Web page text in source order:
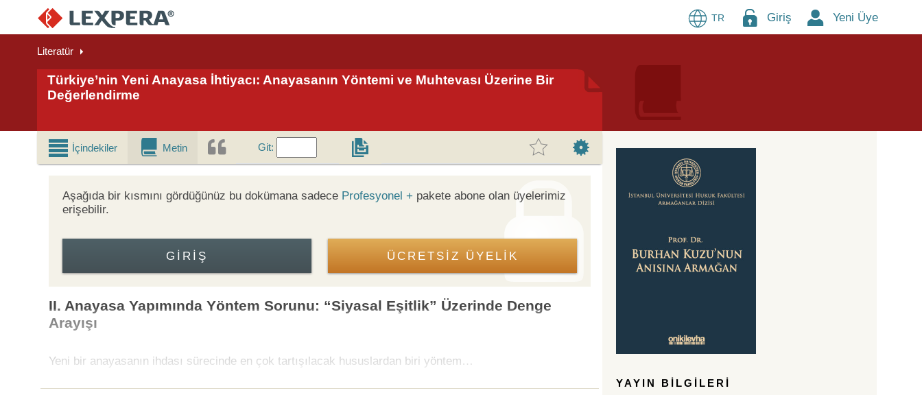
TR Giriş Yeni Üye
Literatür
Türkiye’nin Yeni Anayasa İhtiyacı: Anayasanın Yöntemi ve Muhtevası Üzerine Bir
Değerlendirme
İçindekiler Metin Git:
Aşağıda bir kısmını gördüğünüz bu dokümana sadece Profesyonel + pakete abone olan üyelerimiz
erişebilir.
GIRIŞ ÜCRETSİZ ÜYELİK
II. Anayasa Yapımında Yöntem Sorunu: “Siyasal Eşitlik” Üzerinde Denge
Arayışı
Yeni bir anayasanın ihdası sürecinde en çok tartışılacak hususlardan biri yöntem…
YAYIN BILGILERI